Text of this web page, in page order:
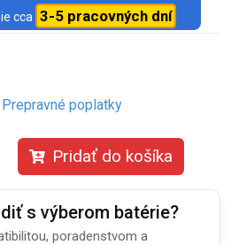
cca 3-5 pracovných dní
poplatky
Pridať do košíka
s výberom batérie?
poradenstvom a